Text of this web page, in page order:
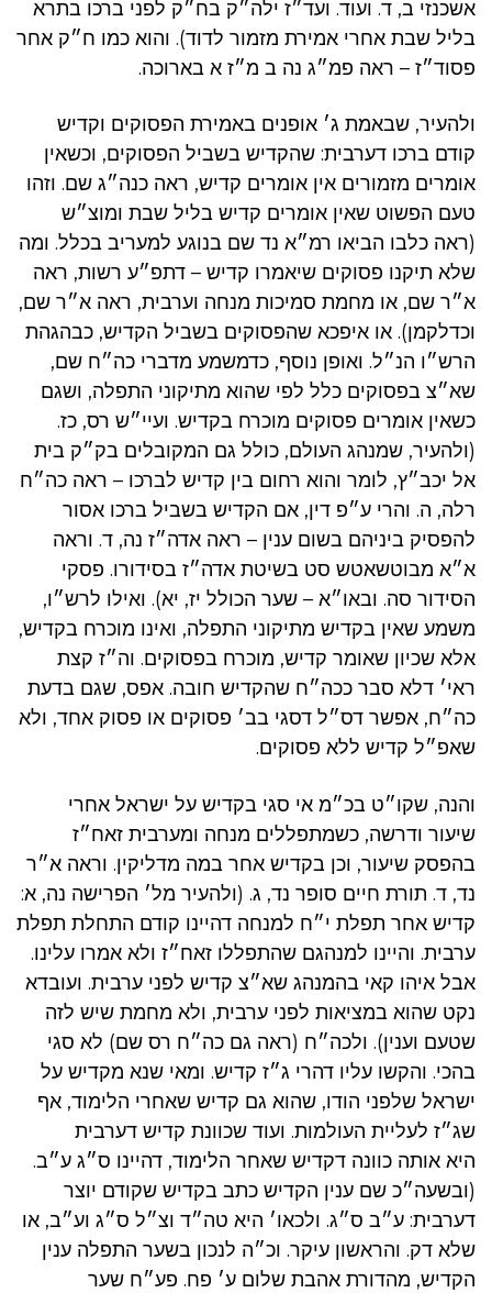
אשכנזי ב, ד. ועוד. ועד״ז ילה״ק בח״ק לפני ברכו בתרא
בליל שבת אחרי אמירת מזמור לדוד). והוא כמו ח״ק אחר
פסוד״ז – ראה פמ״ג נה ב מ״ז א בארוכה.
ולהעיר, שבאמת ג׳ אופנים באמירת הפסוקים וקדיש
קודם ברכו דערבית: שהקדיש בשביל הפסוקים, וכשאין
אומרים מזמורים אין אומרים קדיש, ראה כנה״ג שם. וזהו
טעם הפשוט שאין אומרים קדיש בליל שבת ומוצ״ש
(ראה כלבו הביאו רמ״א נד שם בנוגע למעריב בכלל. ומה
שלא תיקנו פסוקים שיאמרו קדיש – דתפ״ע רשות, ראה
א״ר שם, או מחמת סמיכות מנחה וערבית, ראה א״ר שם,
וכדלקמן). או איפכא שהפסוקים בשביל הקדיש, כבהגהת
הרש״ו הנ״ל. ואופן נוסף, כדמשמע מדברי כה״ח שם,
שא״צ בפסוקים כלל לפי שהוא מתיקוני התפלה, ושגם
כשאין אומרים פסוקים מוכרח בקדיש. ועיי״ש רס, כז.
(ולהעיר, שמנהג העולם, כולל גם המקובלים בק״ק בית
אל יכב״ץ, לומר והוא רחום בין קדיש לברכו – ראה כה״ח
רלה, ה. והרי ע״פ דין, אם הקדיש בשביל ברכו אסור
להפסיק ביניהם בשום ענין – ראה אדה״ז נה, ד. וראה
א״א מבוטשאטש סט בשיטת אדה״ז בסידורו. פסקי
הסידור סה. ובאו״א – שער הכולל יז, יא). ואילו לרש״ו,
משמע שאין בקדיש מתיקוני התפלה, ואינו מוכרח בקדיש,
אלא שכיון שאומר קדיש, מוכרח בפסוקים. וה״ז קצת
ראי׳ דלא סבר ככה״ח שהקדיש חובה. אפס, שגם בדעת
כה״ח, אפשר דס״ל דסגי בב׳ פסוקים או פסוק אחד, ולא
שאפ״ל קדיש ללא פסוקים.
והנה, שקו״ט בכ״מ אי סגי בקדיש על ישראל אחרי
שיעור ודרשה, כשמתפללים מנחה ומערבית זאח״ז
בהפסק שיעור, וכן בקדיש אחר במה מדליקין. וראה א״ר
נד, ד. תורת חיים סופר נד, ג. (ולהעיר מל׳ הפרישה נה, א:
קדיש אחר תפלת י״ח למנחה דהיינו קודם התחלת תפלת
ערבית. והיינו למנהגם שהתפללו זאח״ז ולא אמרו עלינו.
אבל איהו קאי בהמנהג שא״צ קדיש לפני ערבית. ועובדא
נקט שהוא במציאות לפני ערבית, ולא מחמת שיש לזה
שטעם וענין). ולכה״ח (ראה גם כה״ח רס שם) לא סגי
בהכי. והקשו עליו דהרי ג״ז קדיש. ומאי שנא מקדיש על
ישראל שלפני הודו, שהוא גם קדיש שאחרי הלימוד, אף
שג״ז לעליית העולמות. ועוד שכוונת קדיש דערבית
היא אותה כוונה דקדיש שאחר הלימוד, דהיינו ס״ג ע״ב.
(ובשעה״כ שם ענין הקדיש כתב בקדיש שקודם יוצר
דערבית: ע״ב ס״ג. ולכאו׳ היא טה״ד וצ״ל ס״ג וע״ב, או
שלא דק. והראשון עיקר. וכ״ה לנכון בשער התפלה ענין
הקדיש, מהדורת אהבת שלום ע׳ פח. פע״ח שער